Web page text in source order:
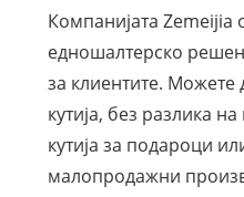
Компанијата Zemeijia
едношалтерско
за клиентите. Можете
кутија, без разлика
кутија за подароци
малопродажни